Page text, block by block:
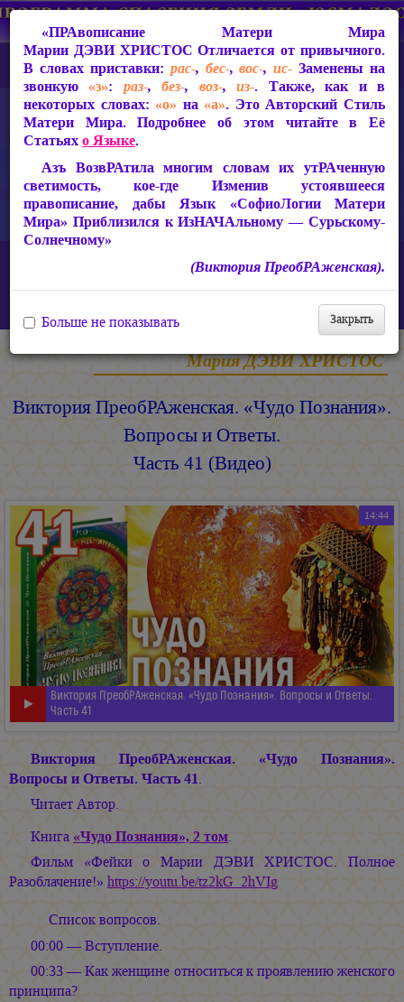
Статьи Марии ДЭВИ ХРИСТОС
Ответы на вопросы, 2010-2026 гг.
Виктория ПреобРАженская. «Чудо Познания». Вопросы и
Ответы. Часть 41 (Видео)
Мария ДЭВИ ХРИСТОС
Виктория ПреобРАженская. «Чудо Познания».
Вопросы и Ответы.
Часть 41 (Видео)
14:44
Виктория ПреобРАженская. «Чудо Познания». Вопросы и Ответы.
Часть 41
Виктория ПреобРАженская. «Чудо Познания».
Вопросы и Ответы. Часть 41.
Читает Автор.
Книга «Чудо Познания», 2 том.
Фильм «Фейки о Марии ДЭВИ ХРИСТОС. Полное
Разоблачение!» https://youtu.be/tz2kG_2hVIg
Список вопросов.
00:00 — Вступление.
00:33 — Как женщине относиться к проявлению женского
принципа?
«ПРАвописание Матери Мира
Марии ДЭВИ ХРИСТОС Отличается от привычного.
В словах приставки: рас-, бес-,вос-,ис- Заменены на
звонкую «з»: раз-,без-, воз-,из-. Также, как и в
некоторых словах: «о» на «а». Это Авторский Стиль
Матери Мира. Подробнее об этом читайте в Её
Статьяхо Языке.
Азъ ВозвРАтила многим словам их утРАченную
светимость, кое-где Изменив устоявшееся
правописание, дабы Язык «СофиоЛогии Матери
Мира» Приблизился к ИзНАЧАльному — Сурьскому-
Солнечному»
(Виктория ПреобРАженская).
Закрыть
Больше не показывать